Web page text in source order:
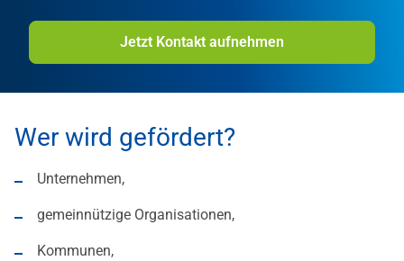
Jetzt Kontakt aufnehmen
Wer wird gefördert?
Unternehmen,
gemeinnützige Organisationen,
Kommunen,